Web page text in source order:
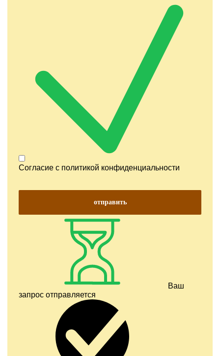
Согласие с политикой конфиденциальности
отправить
Ваш
запрос отправляется